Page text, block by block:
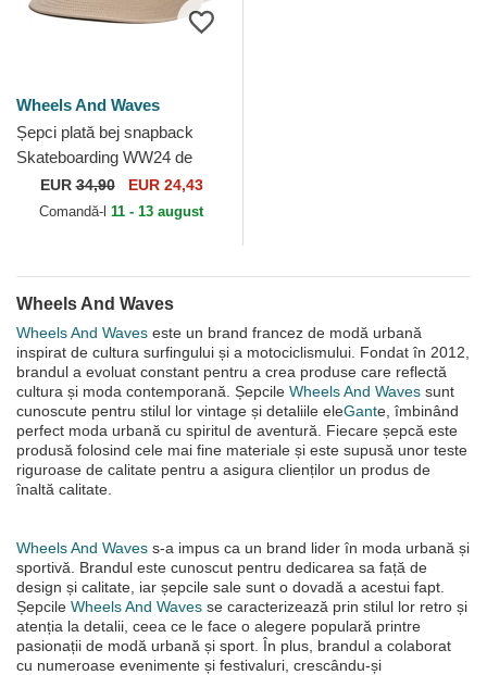
Wheels And Waves
Șepci plată bej snapback
Skateboarding WW24 de
Wheels And Waves
EUR34,90 EUR 24,43
Comandă-l 11 - 13 august
Wheels And Waves
Wheels And Waves este un brand francez de modă urbană
inspirat de cultura surfingului și a motociclismului. Fondat în 2012,
brandul a evoluat constant pentru a crea produse care reflectă
cultura și moda contemporană. Șepcile Wheels And Waves sunt
cunoscute pentru stilul lor vintage și detaliile eleGante, îmbinând
perfect moda urbană cu spiritul de aventură. Fiecare șepcă este
produsă folosind cele mai fine materiale și este supusă unor teste
riguroase de calitate pentru a asigura clienților un produs de
înaltă calitate.
Wheels And Waves s-a impus ca un brand lider în moda urbană și
sportivă. Brandul este cunoscut pentru dedicarea sa față de
design și calitate, iar șepcile sale sunt o dovadă a acestui fapt.
Șepcile Wheels And Waves se caracterizează prin stilul lor retro și
atenția la detalii, ceea ce le face o alegere populară printre
pasionații de modă urbană și sport. În plus, brandul a colaborat
cu numeroase evenimente și festivaluri, crescându-și